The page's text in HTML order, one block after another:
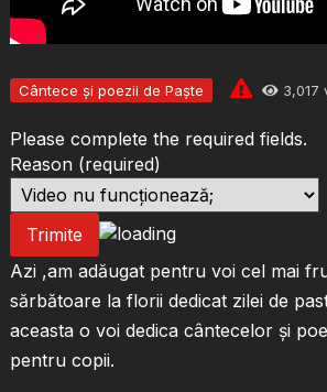
Cântece și poezii de Paște 3,017
Please complete the required fields.
Reason (required)
Trimite
Azi ,am adăugat pentru voi cel mai
sărbătoare la florii dedicat zilei de
aceasta o voi dedica cântecelor și
pentru copii.